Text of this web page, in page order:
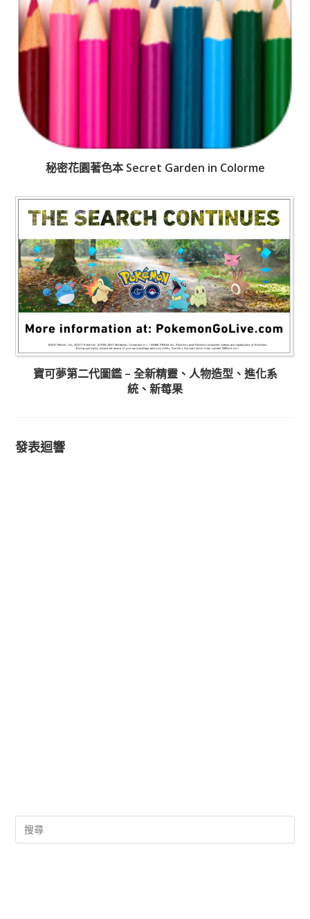
秘密花園著色本 Secret Garden in Colorme
寶可夢第二代圖鑑 – 全新精靈、人物造型、進化系
統、新莓果
發表迴響